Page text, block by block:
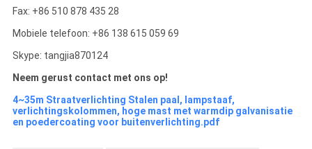
Fax: +86 510 878 435 28
Mobiele telefoon: +86 138 615 059 69
Skype: tangjia870124
Neem gerust contact met ons op!
4~35m Straatverlichting Stalen paal, lampstaaf,
verlichtingskolommen, hoge mast met warmdip galvanisatie
en poedercoating voor buitenverlichting.pdf